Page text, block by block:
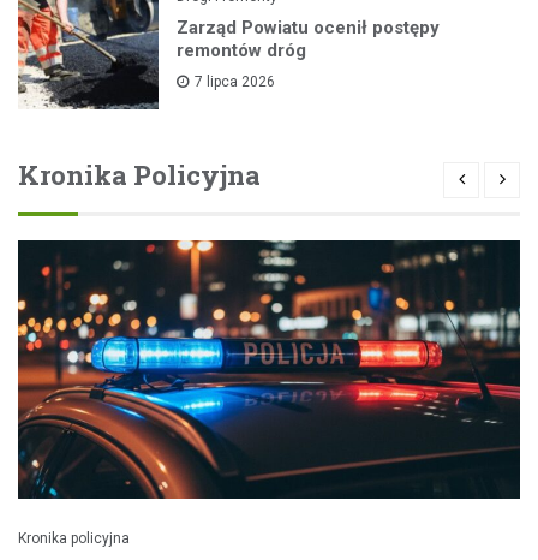
Zarząd Powiatu ocenił postępy
remontów dróg
7 lipca 2026
Kronika Policyjna
Kronika policyjna